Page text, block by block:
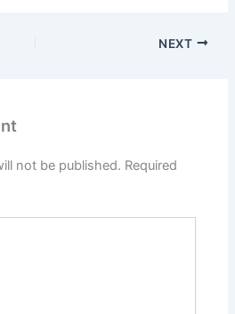
NEXT
not be published. Required